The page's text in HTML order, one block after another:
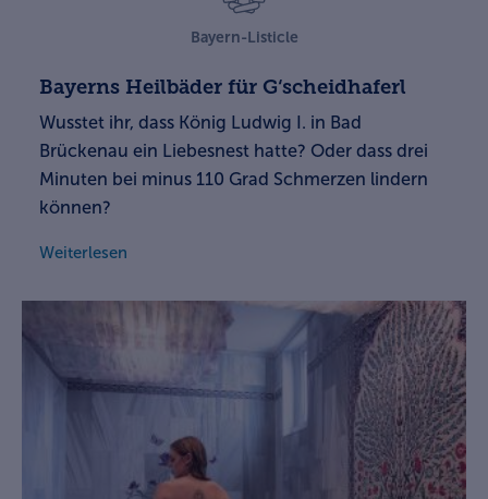
Bayern-Listicle
Bayerns Heilbäder für G‘scheidhaferl
Wusstet ihr, dass König Ludwig I. in Bad
Brückenau ein Liebesnest hatte? Oder dass drei
Minuten bei minus 110 Grad Schmerzen lindern
können?
Weiterlesen